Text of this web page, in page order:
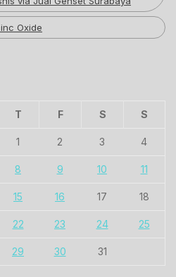
Oxide
T F S S
1 2 3 4
8 9 10 11
15 16 17 18
22 23 24 25
29 30 31